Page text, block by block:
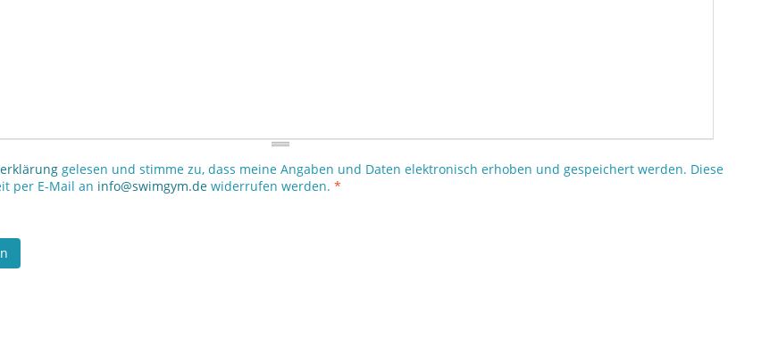
gelesen und stimme zu, dass meine Angaben und Daten elektronisch erhoben und gespeichert werden. Diese
per E-Mail an info@swimgym.de widerrufen werden. *